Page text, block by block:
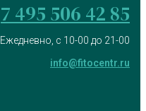
7 495 506 42 85
Ежедневно, с 10-00 до 21-00
info@fitocentr.ru